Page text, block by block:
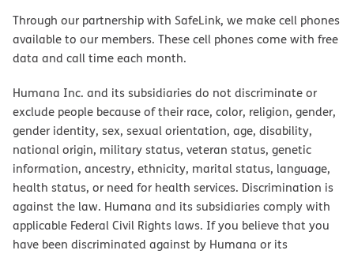
Through our partnership with SafeLink, we make cell phones
available to our members. These cell phones come with free
data and call time each month.
Humana Inc. and its subsidiaries do not discriminate or
exclude people because of their race, color, religion, gender,
gender identity, sex, sexual orientation, age, disability,
national origin, military status, veteran status, genetic
information, ancestry, ethnicity, marital status, language,
health status, or need for health services. Discrimination is
against the law. Humana and its subsidiaries comply with
applicable Federal Civil Rights laws. If you believe that you
have been discriminated against by Humana or its